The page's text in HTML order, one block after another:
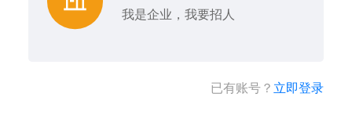
我是企业，我要招人
已有账号？ 立即登录